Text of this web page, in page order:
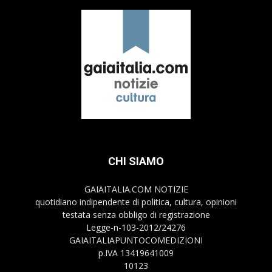
CHI SIAMO
GAIAITALIA.COM NOTIZIE
quotidiano indipendente di politica, cultura, opinioni
testata senza obbligo di registrazione
Legge-n-103-2012/24276
GAIAITALIAPUNTOCOMEDIZIONI
p.IVA 13419641009
10123